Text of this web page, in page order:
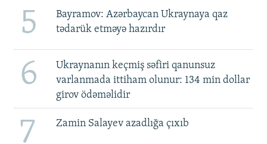
5
Bayramov: Azərbaycan Ukraynaya qaz
tədarük etməyə hazırdır
6
Ukraynanın keçmiş səfiri qanunsuz
varlanmada ittiham olunur: 134 min dollar
girov ödəməlidir
7 Zamin Salayev azadlığa çıxıb